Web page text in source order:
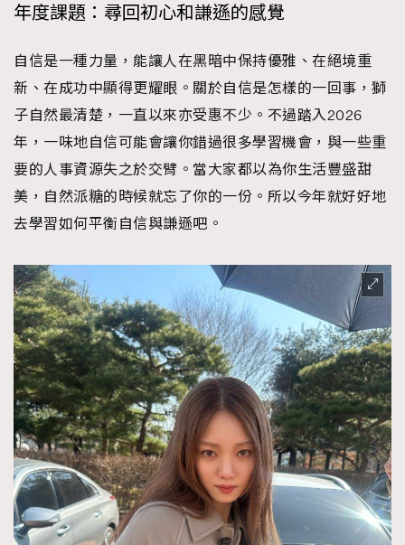
年度課題：尋回初心和謙遜的感覺
自信是一種力量，能讓人在黑暗中保持優雅、在絕境重
新、在成功中顯得更耀眼。關於自信是怎樣的一回事，獅
子自然最清楚，一直以來亦受惠不少。不過踏入2026
年，一味地自信可能會讓你錯過很多學習機會，與一些重
要的人事資源失之於交臂。當大家都以為你生活豐盛甜
美，自然派糖的時候就忘了你的一份。所以今年就好好地
去學習如何平衡自信與謙遜吧。